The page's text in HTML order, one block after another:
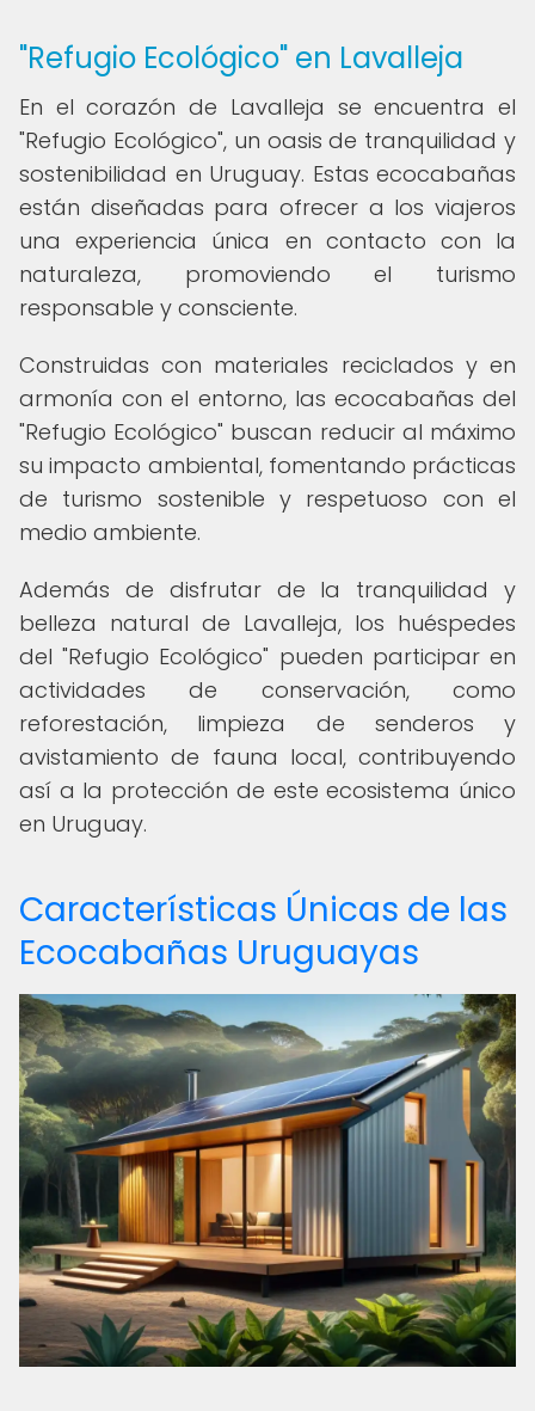
"Refugio Ecológico" en Lavalleja
En el corazón de Lavalleja se encuentra el
"Refugio Ecológico", un oasis de tranquilidad y
sostenibilidad en Uruguay. Estas ecocabañas
están diseñadas para ofrecer a los viajeros
una experiencia única en contacto con la
naturaleza, promoviendo el turismo
responsable y consciente.
Construidas con materiales reciclados y en
armonía con el entorno, las ecocabañas del
"Refugio Ecológico" buscan reducir al máximo
su impacto ambiental, fomentando prácticas
de turismo sostenible y respetuoso con el
medio ambiente.
Además de disfrutar de la tranquilidad y
belleza natural de Lavalleja, los huéspedes
del "Refugio Ecológico" pueden participar en
actividades de conservación, como
reforestación, limpieza de senderos y
avistamiento de fauna local, contribuyendo
así a la protección de este ecosistema único
en Uruguay.
Características Únicas de las
Ecocabañas Uruguayas